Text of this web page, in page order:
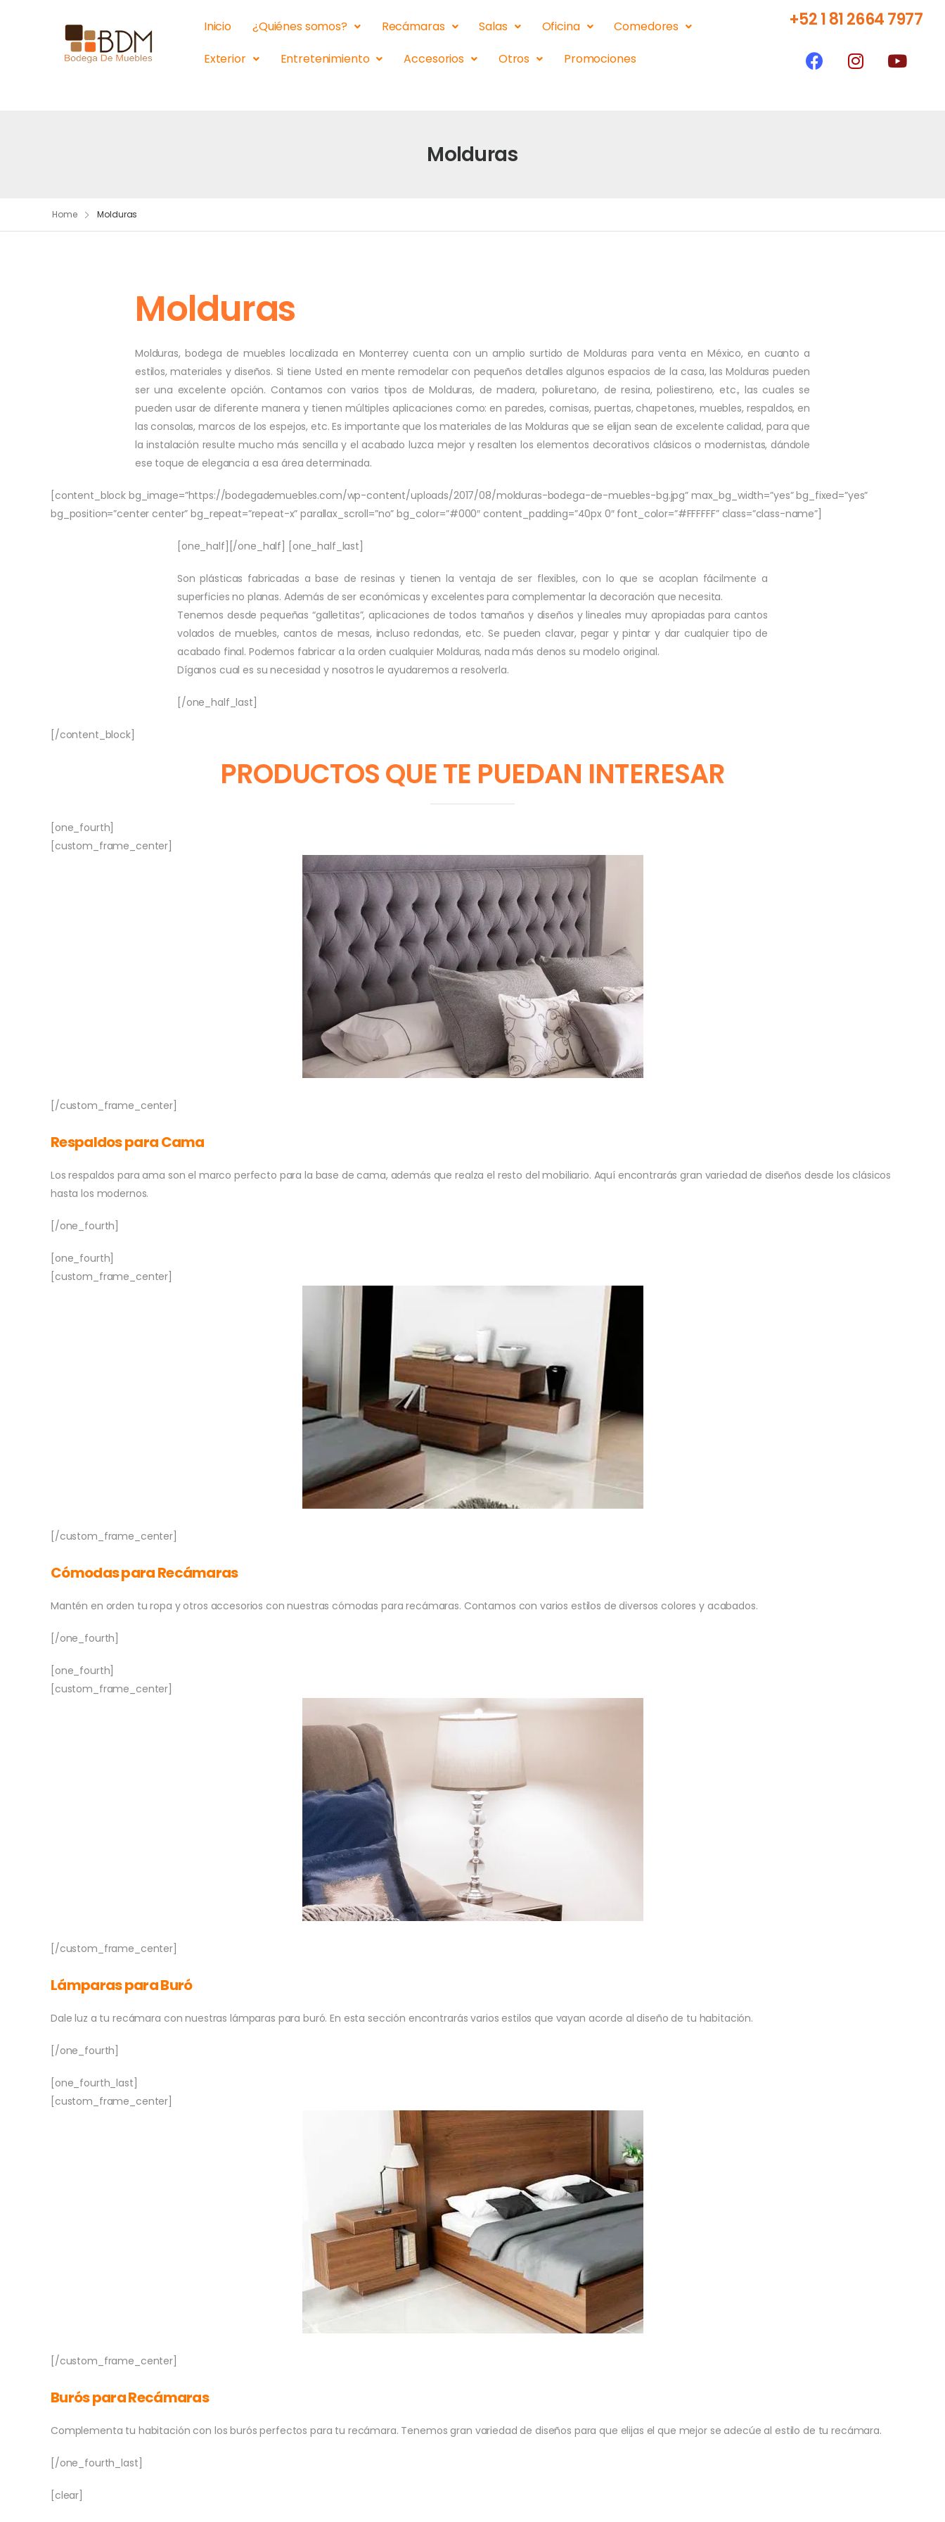
Inicio ¿Quiénes somos? Recámaras Salas Oficina
Comedores
Exterior
Entretenimiento Accesorios Otros Promociones
+52 1 81 2664 7977
Molduras
Home Molduras
Molduras
Molduras, bodega de muebles localizada en Monterrey cuenta con un amplio surtido de Molduras para venta en México, en cuanto a
estilos, materiales y diseños. Si tiene Usted en mente remodelar con pequeños detalles algunos espacios de la casa, las Molduras pueden
ser una excelente opción. Contamos con varios tipos de Molduras, de madera, poliuretano, de resina, poliestireno, etc., las cuales se
pueden usar de diferente manera y tienen múltiples aplicaciones como: en paredes, cornisas, puertas, chapetones, muebles, respaldos, en
las consolas, marcos de los espejos, etc. Es importante que los materiales de las Molduras que se elijan sean de excelente calidad, para que
la instalación resulte mucho más sencilla y el acabado luzca mejor y resalten los elementos decorativos clásicos o modernistas, dándole
ese toque de elegancia a esa área determinada.
[content_block bg_image=”https://bodegademuebles.com/wp-content/uploads/2017/08/molduras-bodega-de-muebles-bg.jpg” max_bg_width=”yes” bg_fixed=”yes”
bg_position=”center center” bg_repeat=”repeat-x” parallax_scroll=”no” bg_color=”#000″ content_padding=”40px 0″ font_color=”#FFFFFF” class=”class-name”]
[one_half][/one_half] [one_half_last]
Son plásticas fabricadas a base de resinas y tienen la ventaja de ser flexibles, con lo que se acoplan fácilmente a
superficies no planas. Además de ser económicas y excelentes para complementar la decoración que necesita.
Tenemos desde pequeñas “galletitas”, aplicaciones de todos tamaños y diseños y lineales muy apropiadas para cantos
volados de muebles, cantos de mesas, incluso redondas, etc. Se pueden clavar, pegar y pintar y dar cualquier tipo de
acabado final. Podemos fabricar a la orden cualquier Molduras, nada más denos su modelo original.
Díganos cual es su necesidad y nosotros le ayudaremos a resolverla.
[/one_half_last]
[/content_block]
PRODUCTOS QUE TE PUEDAN INTERESAR
[one_fourth]
[custom_frame_center]
[/custom_frame_center]
Respaldos para Cama
Los respaldos para ama son el marco perfecto para la base de cama, además que realza el resto del mobiliario. Aquí encontrarás gran variedad de diseños desde los clásicos
hasta los modernos.
[/one_fourth]
[one_fourth]
[custom_frame_center]
[/custom_frame_center]
Cómodas para Recámaras
Mantén en orden tu ropa y otros accesorios con nuestras cómodas para recámaras. Contamos con varios estilos de diversos colores y acabados.
[/one_fourth]
[one_fourth]
[custom_frame_center]
[/custom_frame_center]
Lámparas para Buró
Dale luz a tu recámara con nuestras lámparas para buró. En esta sección encontrarás varios estilos que vayan acorde al diseño de tu habitación.
[/one_fourth]
[one_fourth_last]
[custom_frame_center]
[/custom_frame_center]
Burós para Recámaras
Complementa tu habitación con los burós perfectos para tu recámara. Tenemos gran variedad de diseños para que elijas el que mejor se adecúe al estilo de tu recámara.
[/one_fourth_last]
[clear]